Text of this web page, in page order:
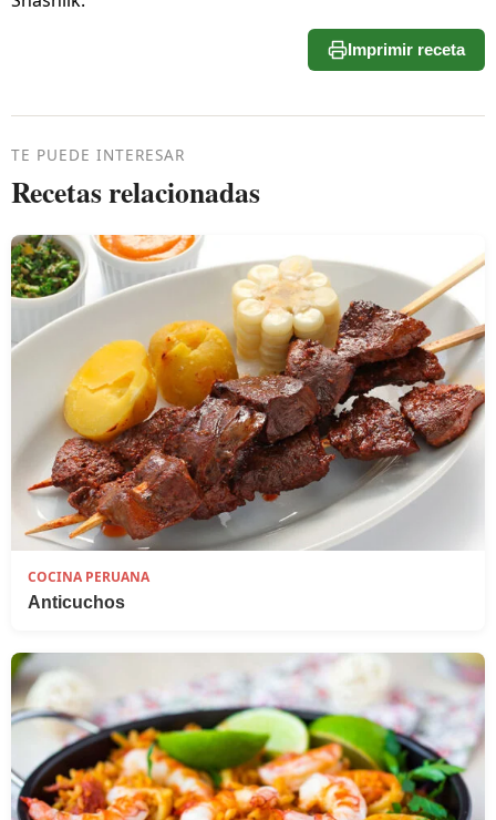
Imprimir receta
TE PUEDE INTERESAR
Recetas relacionadas
COCINA PERUANA
Anticuchos